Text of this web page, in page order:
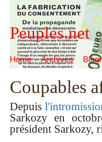
Peuples.net
Home Archives
Coupables
Depuis
Sarkozy en
président Sarkozy,